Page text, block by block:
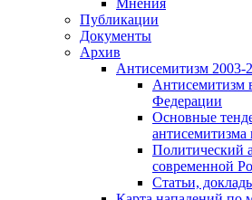
Мнения
Публикации
Документы
Архив
Антисемитизм 2003-
Антисемитизм
Федерации
Основные
антисемитизма
Политический
современной
Статьи,